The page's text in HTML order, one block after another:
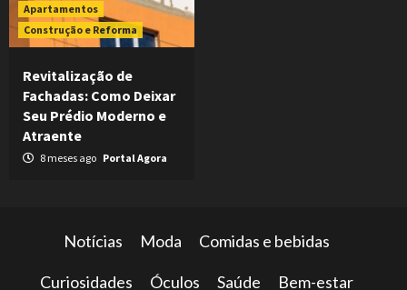
Apartamentos
Construção e Reforma
Revitalização de
Fachadas: Como Deixar
Seu Prédio Moderno e
Atraente
8 meses ago Portal Agora
Notícias Moda Comidas e bebidas
Curiosidades Óculos Saúde Bem-estar